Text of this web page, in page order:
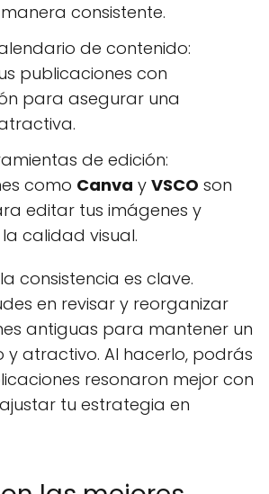
consistente.
de contenido:
publicaciones con
para asegurar una
de edición:
como Canva y VSCO son
editar tus imágenes y
calidad visual.
consistencia es clave.
en revisar y reorganizar
antiguas para mantener un
atractivo. Al hacerlo, podrás
resonaron mejor con
tu estrategia en